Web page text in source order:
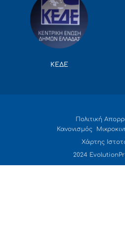
ΚΕΔΕ
Πολιτική
Κανονισμός
Χάρτης
2024